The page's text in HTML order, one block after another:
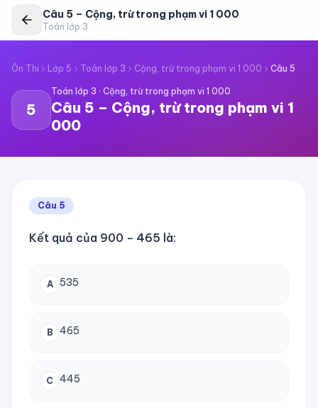
Câu 5 – Cộng, trừ trong phạm vi 1 000
Toán lớp 3
Ôn Thi Lớp 5 Toán lớp 3 Cộng, trừ trong phạm vi 1 000 Câu 5
5
Toán lớp 3 · Cộng, trừ trong phạm vi 1 000
Câu 5 – Cộng, trừ trong phạm vi 1
000
Câu 5
Kết quả của 900 − 465 là:
A 535
B 465
C 445